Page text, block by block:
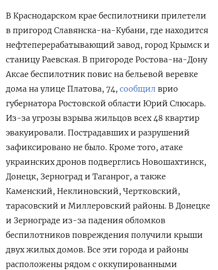
В Краснодарском крае беспилотники прилетели
в пригород Славянска-на-Кубани, где находится
нефтеперерабатывающий завод, город Крымск и
станицу Раевская. В пригороде Ростова-на-Дону
Аксае беспилотник повис на бельевой веревке
дома на улице Платова, 74, сообщил врио
губернатора Ростовской области Юрий Слюсарь.
Из-за угрозы взрыва жильцов всех 48 квартир
эвакуировали. Пострадавших и разрушений
зафиксировано не было. Кроме того, атаке
украинских дронов подверглись Новошахтинск,
Донецк, Зерноград и Таганрог, а также
Каменский, Неклиновский, Чертковский,
тарасовский и Миллеровский районы. В Донецке
и Зернограде из-за падения обломков
беспилотников повреждения получили крыши
двух жилых домов. Все эти города и районы
расположены рядом с оккупированными